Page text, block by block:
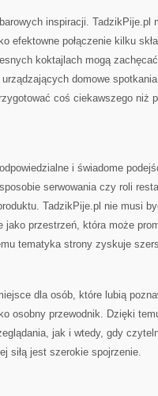
inspiracji. TadzikPije.pl
efektowne połączenie kilku
koktajlach mogą
domowe
coś ciekawszego niż
i świadome
serwowania czy roli
TadzikPije.pl nie musi
jako przestrzeń, która może
tematyka strony zyskuje
dla osób, które lubią
osobny przewodnik. Dzięki
jak i wtedy, gdy
siłą jest szerokie spojrzenie.